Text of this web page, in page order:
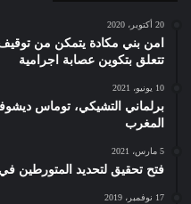
20 أكتوبر، 2020
امن بني مكادة يتمكن من
تتعلق بتكوين عصابة اجرامية
10 يونيو، 2021
برلماني التشيكي، توماس
المغرب
5 مارس، 2021
فتح تحقيق لتحديد المتورطين في تهريب 800 قرص
17 نوفمبر، 2019